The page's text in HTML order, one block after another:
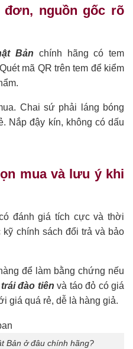
đơn, nguồn gốc rõ
Bản chính hãng có tem
mã QR trên tem để kiểm
Chai sứ phải láng bóng
Nắp đậy kín, không có dấu
mua và lưu ý khi
đánh giá tích cực và thời
chính sách đổi trả và bảo
để làm bằng chứng nếu
đào tiên và táo đỏ có giá
giá quá rẻ, dễ là hàng giả.
Bản ở đâu chính hãng?